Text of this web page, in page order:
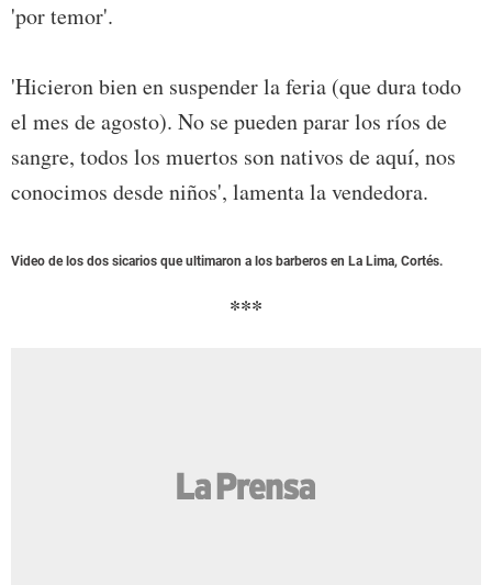
'por temor'.
'Hicieron bien en suspender la feria (que dura todo
el mes de agosto). No se pueden parar los ríos de
sangre, todos los muertos son nativos de aquí, nos
conocimos desde niños', lamenta la vendedora.
Video de los dos sicarios que ultimaron a los barberos en La Lima, Cortés.
***